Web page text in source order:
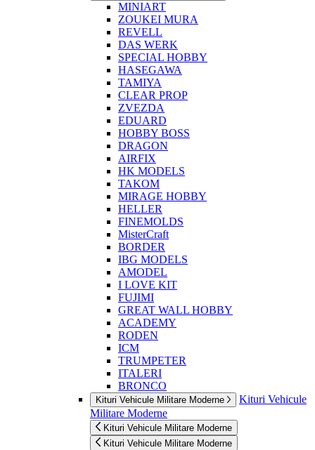
MINIART
ZOUKEI MURA
REVELL
DAS WERK
SPECIAL HOBBY
HASEGAWA
TAMIYA
CLEAR PROP
ZVEZDA
EDUARD
HOBBY BOSS
DRAGON
AIRFIX
HK MODELS
TAKOM
MIRAGE HOBBY
HELLER
FINEMOLDS
MisterCraft
BORDER
IBG MODELS
AMODEL
I LOVE KIT
FUJIMI
GREAT WALL HOBBY
ACADEMY
RODEN
ICM
TRUMPETER
ITALERI
BRONCO
Kituri Vehicule Militare Moderne
Kituri Vehicule
Militare Moderne
Kituri Vehicule Militare Moderne
Kituri Vehicule Militare Moderne